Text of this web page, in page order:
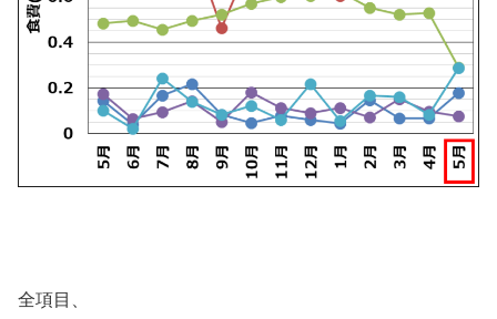
全項目、